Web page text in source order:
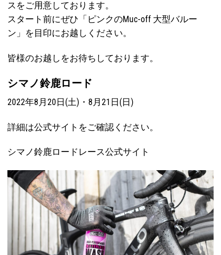
スをご用意しております。
スタート前にぜひ「ピンクのMuc-off 大型バルー
ン」を目印にお越しください。
皆様のお越しをお待ちしております。
シマノ鈴鹿ロード
2022年8月20日(土)・8月21日(日)
詳細は公式サイトをご確認ください。
シマノ鈴鹿ロードレース公式サイト